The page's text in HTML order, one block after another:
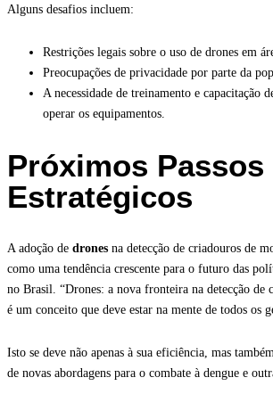
Alguns desafios incluem:
Restrições legais sobre o uso de drones em
Preocupações de privacidade por parte da
A necessidade de treinamento e capacitação
operar os equipamentos.
Próximos Passos
Estratégicos
A adoção de drones na detecção de criadouros de
como uma tendência crescente para o futuro das
no Brasil. “Drones: a nova fronteira na detecção de
é um conceito que deve estar na mente de todos os
Isto se deve não apenas à sua eficiência, mas
de novas abordagens para o combate à dengue e